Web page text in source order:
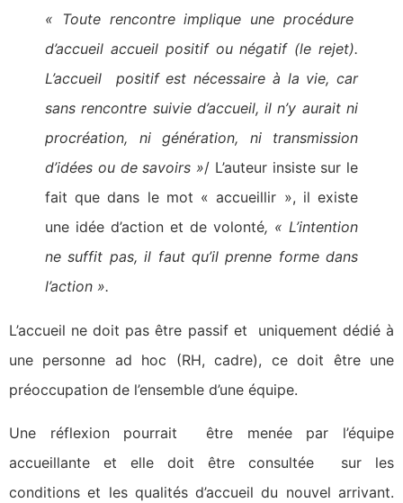
« Toute rencontre implique une procédure
d’accueil accueil positif ou négatif (le rejet).
L’accueil positif est nécessaire à la vie, car
sans rencontre suivie d’accueil, il n’y aurait ni
procréation, ni génération, ni transmission
d’idées ou de savoirs »/ L’auteur insiste sur le
fait que dans le mot « accueillir », il existe
une idée d’action et de volonté, « L’intention
ne suffit pas, il faut qu’il prenne forme dans
l’action ».
L’accueil ne doit pas être passif et uniquement dédié à
une personne ad hoc (RH, cadre), ce doit être une
préoccupation de l’ensemble d’une équipe.
Une réflexion pourrait être menée par l’équipe
accueillante et elle doit être consultée sur les
conditions et les qualités d’accueil du nouvel arrivant.